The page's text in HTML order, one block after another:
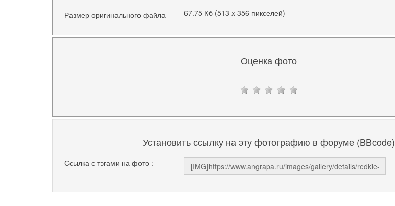
Размер оригинального файла 67.75 Кб (513 x 356 пикселей)
Оценка фото
Установить ссылку на эту фотографию в форуме (BBcode)
Ссылка с тэгами на фото :